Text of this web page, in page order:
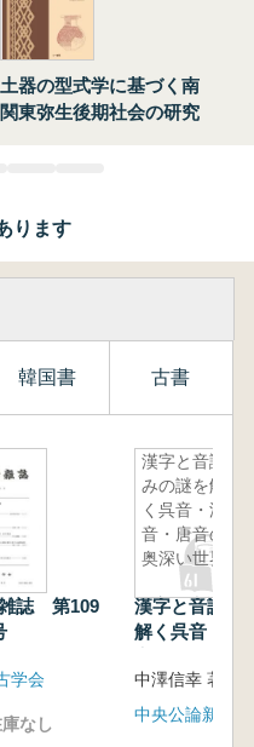
土器の型式学に基づく南
関東弥生後期社会の研究
ります
韓国書 古書
誌 第109
学会
なし
漢字と音読
みの謎を解
く呉音・漢
音・唐音の
奥深い世界
漢字と音読み
解く呉音・漢
中澤信幸 著
中央公論新社